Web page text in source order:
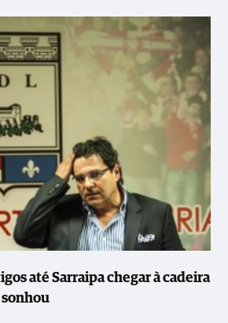
até Sarraipa chegar à cadeira